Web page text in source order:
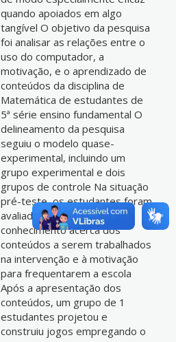
quando apoiados em algo
tangível O objetivo da pesquisa
foi analisar as relações entre o
uso do computador, a
motivação, e o aprendizado de
conteúdos da disciplina de
Matemática de estudantes de
5ª série ensino fundamental O
delineamento da pesquisa
seguiu o modelo quase-
experimental, incluindo um
grupo experimental e dois
grupos de controle Na situação
pré-teste, os estudantes foram
avaliados em relação ao
conhecimento acerca dos
conteúdos a serem trabalhados
na intervenção e à motivação
para frequentarem a escola
Após a apresentação dos
conteúdos, um grupo de 1
estudantes projetou e
construiu jogos empregando o